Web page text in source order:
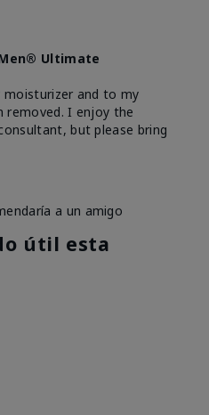
Ultimate
and to my
removed. I enjoy the
but please bring
a un amigo
útil esta